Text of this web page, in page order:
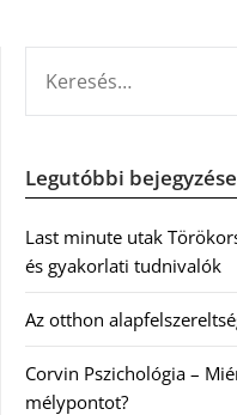
Legutóbbi
Last minute utak
és gyakorlati tudnivalók
Az otthon
Corvin Pszichológia –
mélypontot?